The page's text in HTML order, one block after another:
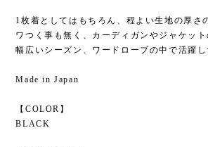
1枚着としてはもちろん、程よい生地の厚さ
ワつく事も無く、カーディガンやジャケット
幅広いシーズン、ワードローブの中で活躍し
Made in Japan
【COLOR】
BLACK